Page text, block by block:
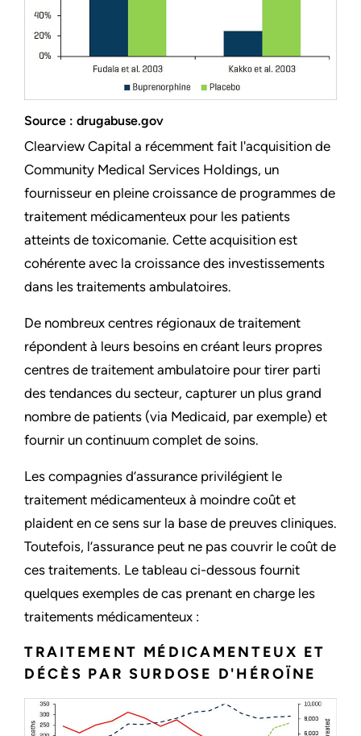
Source : drugabuse.gov
Clearview Capital a récemment fait l'acquisition de
Community Medical Services Holdings, un
fournisseur en pleine croissance de programmes de
traitement médicamenteux pour les patients
atteints de toxicomanie. Cette acquisition est
cohérente avec la croissance des investissements
dans les traitements ambulatoires.
De nombreux centres régionaux de traitement
répondent à leurs besoins en créant leurs propres
centres de traitement ambulatoire pour tirer parti
des tendances du secteur, capturer un plus grand
nombre de patients (via Medicaid, par exemple) et
fournir un continuum complet de soins.
Les compagnies d’assurance privilégient le
traitement médicamenteux à moindre coût et
plaident en ce sens sur la base de preuves cliniques.
Toutefois, l’assurance peut ne pas couvrir le coût de
ces traitements. Le tableau ci-dessous fournit
quelques exemples de cas prenant en charge les
traitements médicamenteux :
TRAITEMENT MÉDICAMENTEUX ET
DÉCÈS PAR SURDOSE D'HÉROÏNE